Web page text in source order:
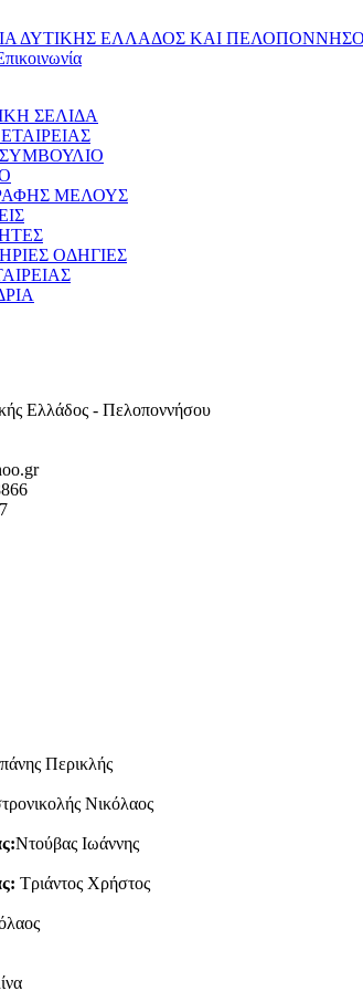
ΣΕΛΙΔΑ
ΣΥΜΒΟΥΛΙΟ
ΜΕΛΟΥΣ
ΟΔΗΓΙΕΣ
Ελλάδος - Πελοποννήσου
Περικλής
Νικόλαος
Ντούβας Ιωάννης
Τριάντος Χρήστος